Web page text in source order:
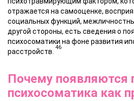
отражается на самооценке,
социальных функций,
другой стороны, есть сведения о
психосоматики на фоне развития
расстройств.
46
Почему появляются
психосоматика как